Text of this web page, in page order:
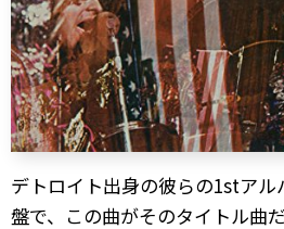
デトロイト出身の彼らの1stア
盤で、この曲がそのタイトル曲